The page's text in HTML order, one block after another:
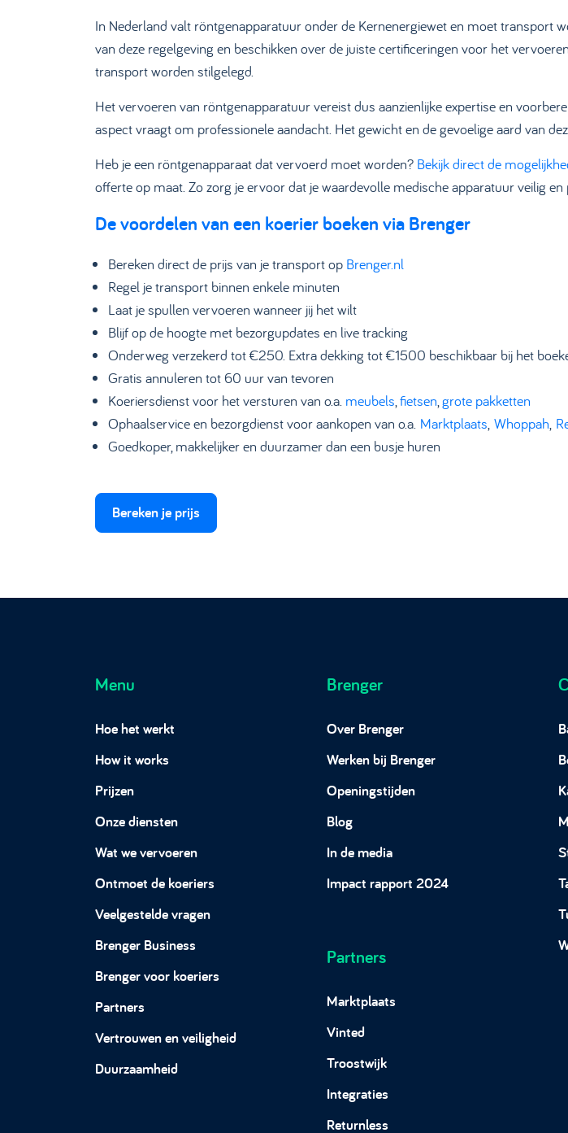
In Nederland valt röntgenapparatuur onder de Kernenergiewet en moet transport
van deze regelgeving en beschikken over de juiste certificeringen voor het
transport worden stilgelegd.
Het vervoeren van röntgenapparatuur vereist dus aanzienlijke expertise en
aspect vraagt om professionele aandacht. Het gewicht en de gevoelige aard van
Heb je een röntgenapparaat dat vervoerd moet worden? Bekijk direct de
offerte op maat. Zo zorg je ervoor dat je waardevolle medische apparatuur veilig
De voordelen van een koerier boeken via Brenger
Bereken direct de prijs van je transport op Brenger.nl
Regel je transport binnen enkele minuten
Laat je spullen vervoeren wanneer jij het wilt
Blijf op de hoogte met bezorgupdates en live tracking
Onderweg verzekerd tot €250. Extra dekking tot €1500 beschikbaar bij het
Gratis annuleren tot 60 uur van tevoren
Koeriersdienst voor het versturen van o.a. meubels,fietsen,grote pakketten
Ophaalservice en bezorgdienst voor aankopen van o.a. Marktplaats, Whoppah,
Goedkoper, makkelijker en duurzamer dan een busje huren
Bereken je prijs
Menu
Hoe het werkt
How it works
Prijzen
Onze diensten
Wat we vervoeren
Ontmoet de koeriers
Veelgestelde vragen
Brenger Business
Brenger voor koeriers
Partners
Vertrouwen en veiligheid
Duurzaamheid
Brenger
Over Brenger
Werken bij Brenger
Openingstijden
Blog
In de media
Impact rapport 2024
Partners
Marktplaats
Vinted
Troostwijk
Integraties
Returnless